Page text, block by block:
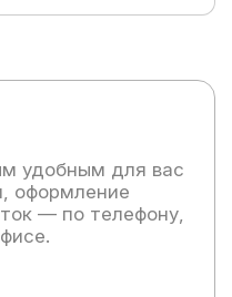
удобным для вас
оформление
— по телефону,